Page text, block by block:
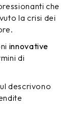
che
la crisi dei
innovative
di
descrivono